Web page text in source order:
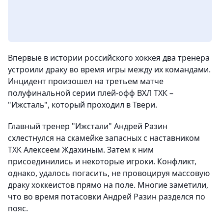
Впервые в истории российского хоккея два тренера
устроили драку во время игры между их командами.
Инцидент произошел на третьем матче
полуфинальной серии плей-офф ВХЛ ТХК –
"Ижсталь", который проходил в Твери.
Главный тренер "Ижстали" Андрей Разин
схлестнулся на скамейке запасных с наставником
ТХК Алексеем Ждахиным. Затем к ним
присоединились и некоторые игроки. Конфликт,
однако, удалось погасить, не провоцируя массовую
драку хоккеистов прямо на поле. Многие заметили,
что во время потасовки Андрей Разин разделся по
пояс.